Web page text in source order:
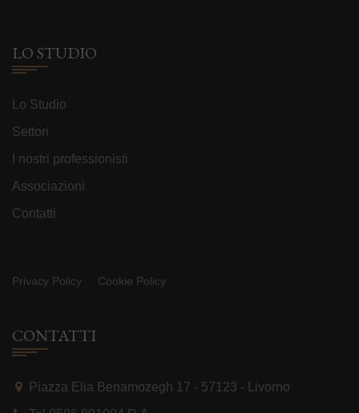
LO STUDIO
Lo Studio
Settori
I nostri professionisti
Associazioni
Contatti
Privacy Policy Cookie Policy
CONTATTI
Piazza Elia Benamozegh 17 - 57123 - Livorno